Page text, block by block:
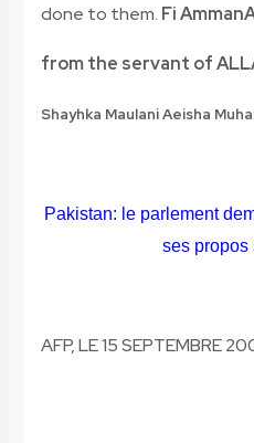
done to them. Fi
from the servant of
Shayhka Maulani Aeisha
Pakistan: le parlement
ses propos
AFP, LE 15 SEPTEMBRE